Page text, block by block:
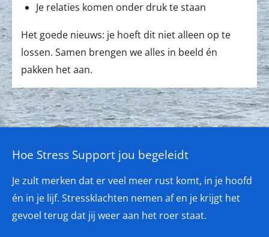
Je relaties komen onder druk te staan
Het goede nieuws: je hoeft dit niet alleen op te
lossen. Samen brengen we alles in beeld én
pakken het aan.
Hoe Stress Support jou begeleidt
Je zult merken dat er veel meer rust komt, in je hoofd
én in je lijf. Stressklachten nemen af en je krijgt het
gevoel terug dat jij weer aan het roer staat.